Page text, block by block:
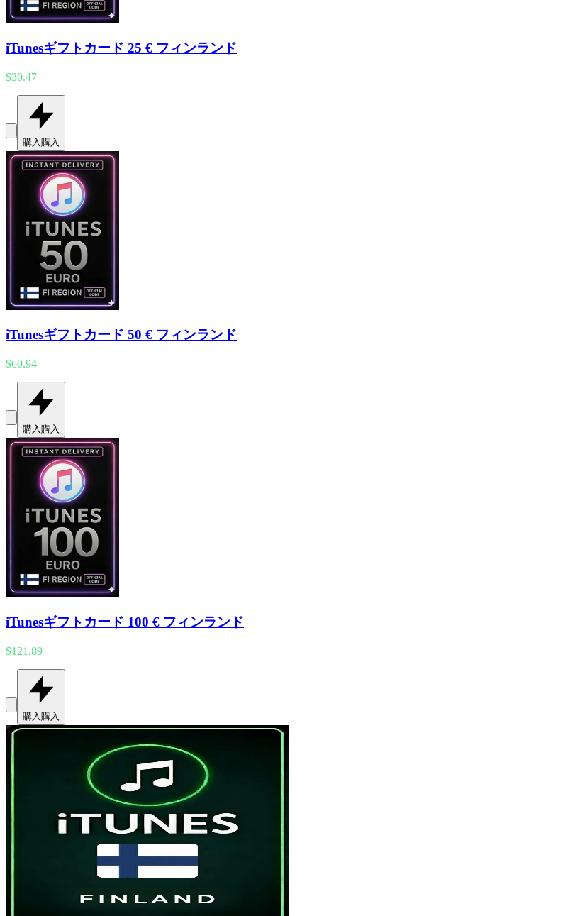
iTunesギフトカード 25 € フィンランド
$30.47
購入 購入
iTunesギフトカード 50 € フィンランド
$60.94
購入購入
iTunesギフトカード 100 € フィンランド
$121.89
購入 購入